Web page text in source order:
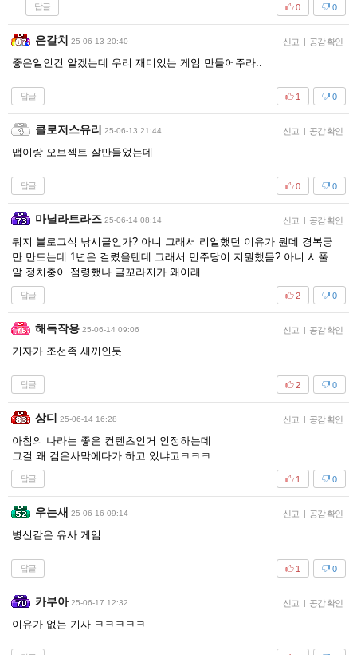
답글 0
0
은갈치 25-06-13 20:40 신고 공감 확인
좋은일인건 알겠는데 우리 재미있는 게임 만들어주라..
답글 0
1
클로저스유리 25-06-13 21:44 신고 공감 확인
맵이랑 오브젝트 잘만들었는데
답글 0
0
마닐라트라즈 25-06-14 08:14 신고 공감 확인
뭐지 블로그식 낚시글인가? 아니 그래서 리얼했던 이유가 뭔데 경복궁
만 만드는데 1년은 걸렸을텐데 그래서 민주당이 지뭔했믐? 아니 시풀
알 정치충이 점령했나 글꼬라지가 왜이래
답글 0
2
해독작용 25-06-14 09:06 신고 공감 확인
기자가 조선족 새끼인듯
답글 0
2
상디 25-06-14 16:28 신고 공감 확인
아침의 나라는 좋은 컨텐츠인거 인정하는데
그걸 왜 검은사막에다가 하고 있냐고ㅋㅋㅋ
답글 0
1
우는새 25-06-16 09:14 신고 공감 확인
병신같은 유사 게임
답글 0
1
카부아 25-06-17 12:32 신고 공감 확인
이유가 없는 기사 ㅋㅋㅋㅋㅋ